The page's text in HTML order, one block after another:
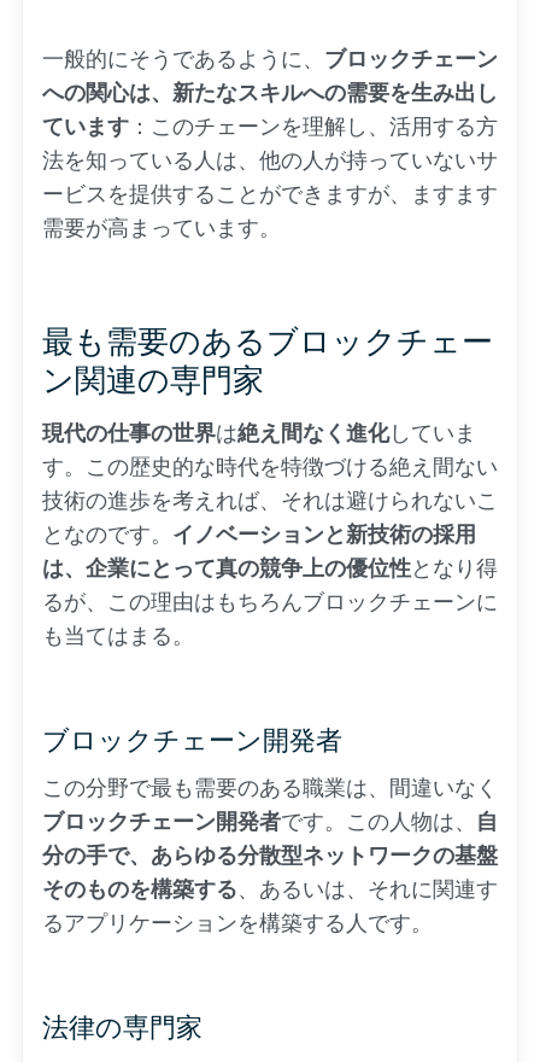
一般的にそうであるように、 ブロックチェーン
への関心は、新たなスキルへの需要を生み出し
ています ：このチェーンを理解し、活用する方
法を知っている人は、他の人が持っていないサ
ービスを提供することができますが、ますます
需要が高まっています。
最も需要のあるブロックチェー
ン関連の専門家
現代の仕事の世界は絶え間なく進化していま
す。この歴史的な時代を特徴づける絶え間ない
技術の進歩を考えれば、それは避けられないこ
となのです。 イノベーションと新技術の採用
は、企業にとって真の競争上の優位性となり得
るが、この理由はもちろんブロックチェーンに
も当てはまる。
ブロックチェーン開発者
この分野で最も需要のある職業は、間違いなく
ブロックチェーン開発者です。この人物は、 自
分の手で、あらゆる分散型ネットワークの基盤
そのものを構築する、あるいは、それに関連す
るアプリケーションを構築する人です。
法律の専門家